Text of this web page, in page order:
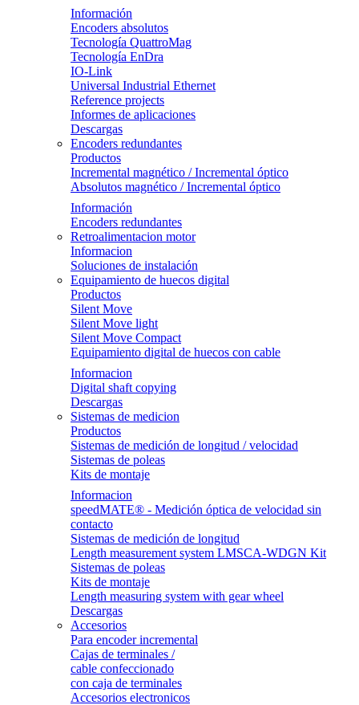
Información
Encoders absolutos
Tecnología QuattroMag
Tecnología EnDra
IO-Link
Universal Industrial Ethernet
Reference projects
Informes de aplicaciones
Descargas
Encoders redundantes
Productos
Incremental magnético / Incremental óptico
Absolutos magnético / Incremental óptico
Información
Encoders redundantes
Retroalimentacion motor
Informacion
Soluciones de instalación
Equipamiento de huecos digital
Productos
Silent Move
Silent Move light
Silent Move Compact
Equipamiento digital de huecos con cable
Informacion
Digital shaft copying
Descargas
Sistemas de medicion
Productos
Sistemas de medición de longitud / velocidad
Sistemas de poleas
Kits de montaje
Informacion
speedMATE® - Medición óptica de velocidad sin
contacto
Sistemas de medición de longitud
Length measurement system LMSCA-WDGN Kit
Sistemas de poleas
Kits de montaje
Length measuring system with gear wheel
Descargas
Accesorios
Para encoder incremental
Cajas de terminales /
cable confeccionado
con caja de terminales
Accesorios electronicos